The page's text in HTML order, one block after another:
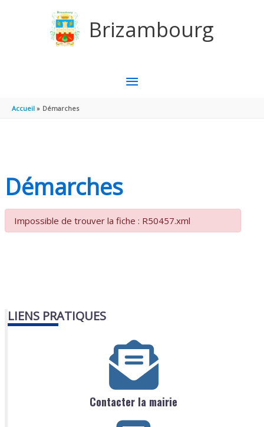
Brizambourg
MENU
Accueil Démarches
Démarches
Impossible de trouver la fiche : R50457.xml
LIENS PRATIQUES
Contacter la mairie